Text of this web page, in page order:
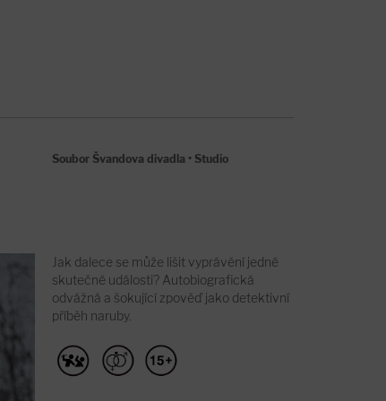
Soubor Švandova divadla • Studio
Jak dalece se může lišit vyprávění jedné
skutečné události? Autobiografická
odvážná a šokující zpověď jako detektivní
příběh naruby.